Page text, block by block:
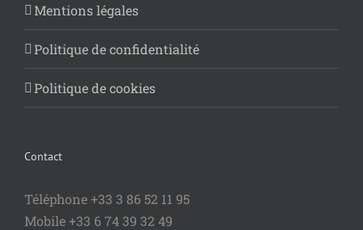
Mentions légales
Politique de confidentialité
Politique de cookies
Contact
Téléphone +33 3 86 52 11 95
Mobile +33 6 74 39 32 49